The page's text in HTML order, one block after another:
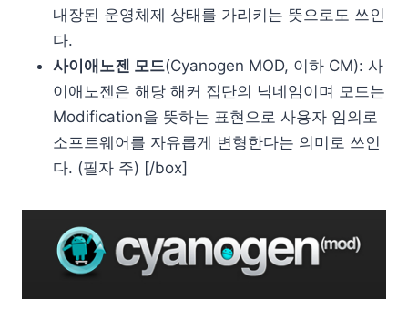
내장된 운영체제 상태를 가리키는 뜻으로도 쓰인
다.
사이애노젠 모드(Cyanogen MOD, 이하 CM): 사
이애노젠은 해당 해커 집단의 닉네임이며 모드는
Modification을 뜻하는 표현으로 사용자 임의로
소프트웨어를 자유롭게 변형한다는 의미로 쓰인
다. (필자 주) [/box]